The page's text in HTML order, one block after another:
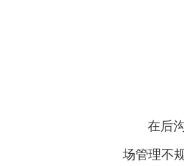
在后沟
场管理不